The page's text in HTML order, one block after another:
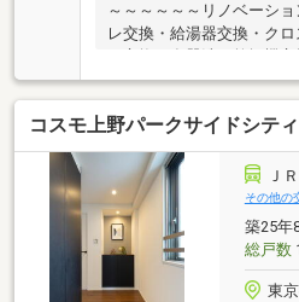
～～～～～～リノベーシ
レ交換・給湯器交換・ク
７月１４日完了）～～～
～～～～～・耐震ドア枠
ボックス・ペット飼育可（
コスモ上野パークサイドシティ
Ｊ
その他の
築25年
総戸数
東